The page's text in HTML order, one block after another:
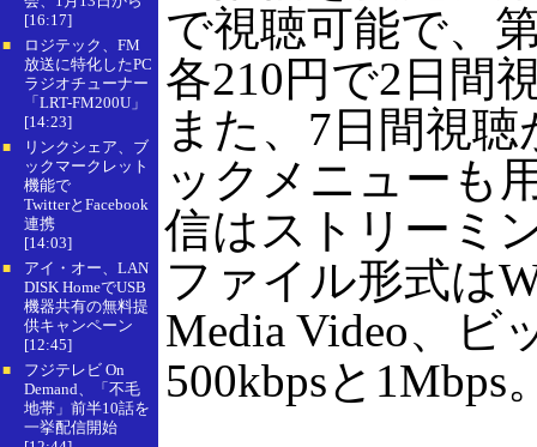
[16:17]
■
ロジテック、FM
放送に特化したPC
ラジオチューナー
「LRT-FM200U」
[14:23]
■
リンクシェア、ブ
ックマークレット
機能で
TwitterとFacebook
連携
[14:03]
■
アイ・オー、LAN
DISK HomeでUSB
機器共有の無料提
供キャンペーン
[12:45]
■
フジテレビ On
Demand、「不毛
地帯」前半10話を
一挙配信開始
で視聴可能で、
各210円で2日間
また、7日間視
ックメニューも
信はストリーミ
ファイル形式は
Media Video、ビ
500kbpsと1Mbps